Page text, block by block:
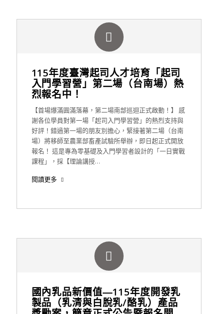
115年度臺灣起司人才培育「起司
入門學習營」第二場（台南場）熱
烈報名中！
【首場爆滿圓滿落幕，第二場南部巡迴正式啟動！】 感
謝各位學員對第一場「起司入門學習營」的熱烈支持與
好評！錯過第一場的朋友別擔心，緊接著第二場（台南
場）將移師至農業部畜產試驗所舉辦，即日起正式開放
報名！ 這是專為零基礎及入門學習者設計的「一日實戰
課程」，採【理論講授…
閱讀更多
國內乳品新價值―115年度開發乳
製品（乳清與白脫乳/酪乳）產品